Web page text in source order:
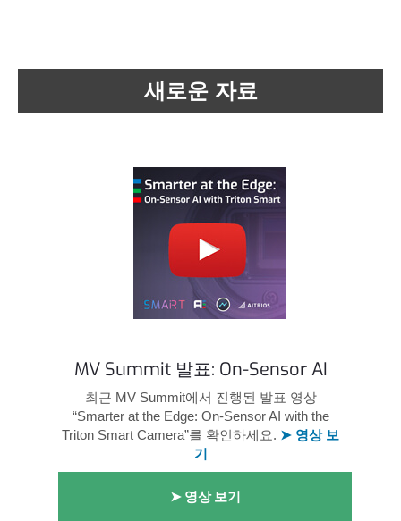
새로운 자료
MV Summit 발표: On-Sensor AI
최근 MV Summit에서 진행된 발표 영상
“Smarter at the Edge: On-Sensor AI with the
Triton Smart Camera”를 확인하세요. ➤ 영상 보
기
➤ 영상 보기